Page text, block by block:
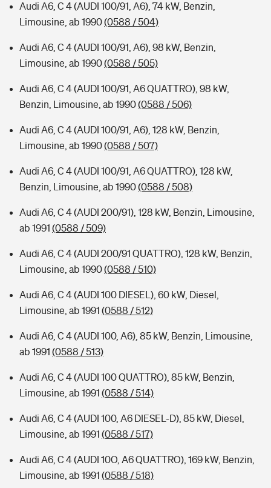
Wer versichert was: Jetzt Versicherer finden
Sie haben Fragen?
Musikinstrumentenversicherung
Zur Übersicht
Tools
Kinderunfall-Check: Mehr Sicherheit für deine Kids
Sie haben Fragen?
Audi A6, C 4 (AUDI 100/91, A6), 74 kW, Benzin,
Limousine, ab 1990(0588 / 504)
Audi A6, C 4 (AUDI 100/91, A6), 98 kW, Benzin,
Limousine, ab 1990(0588 / 505)
Audi A6, C 4 (AUDI 100/91, A6 QUATTRO), 98 kW,
Benzin, Limousine, ab 1990(0588 / 506)
Audi A6, C 4 (AUDI 100/91, A6), 128 kW, Benzin,
Limousine, ab 1990(0588 / 507)
Audi A6, C 4 (AUDI 100/91, A6 QUATTRO), 128 kW,
Benzin, Limousine, ab 1990(0588 / 508)
Audi A6, C 4 (AUDI 200/91), 128 kW, Benzin, Limousine,
ab 1991 (0588 / 509)
Audi A6, C 4 (AUDI 200/91 QUATTRO), 128 kW, Benzin,
Limousine, ab 1990(0588 / 510)
Audi A6, C 4 (AUDI 100 DIESEL), 60 kW, Diesel,
Limousine, ab 1991 (0588 / 512)
Audi A6, C 4 (AUDI 100, A6), 85 kW, Benzin, Limousine,
ab 1991 (0588 / 513)
Audi A6, C 4 (AUDI 100 QUATTRO), 85 kW, Benzin,
Limousine, ab 1991 (0588 / 514)
Audi A6, C 4 (AUDI 100, A6 DIESEL-D), 85 kW, Diesel,
Limousine, ab 1991 (0588 / 517)
Audi A6, C 4 (AUDI 10O, A6 QUATTRO), 169 kW, Benzin,
Limousine, ab 1991 (0588 / 518)